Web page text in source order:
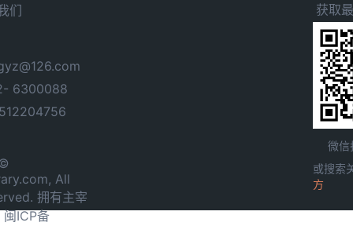
们
6300088
All
拥有主宰
闽ICP备
获取
微信
或搜索
方